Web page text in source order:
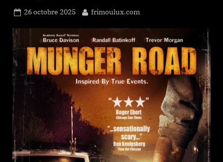
Posted
26 octobre 2025 By
frimoulux.com